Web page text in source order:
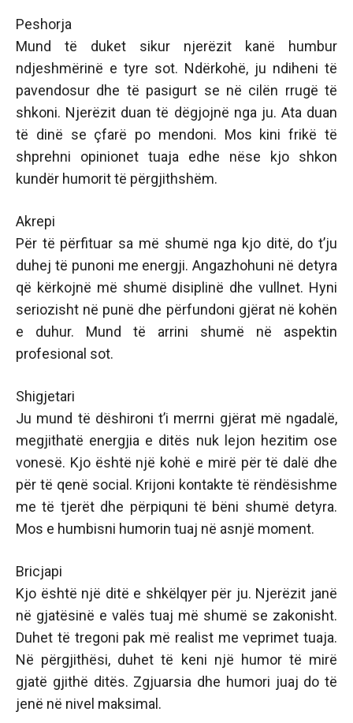
Peshorja
Mund të duket sikur njerëzit kanë humbur
ndjeshmërinë e tyre sot. Ndërkohë, ju ndiheni të
pavendosur dhe të pasigurt se në cilën rrugë të
shkoni. Njerëzit duan të dëgjojnë nga ju. Ata duan
të dinë se çfarë po mendoni. Mos kini frikë të
shprehni opinionet tuaja edhe nëse kjo shkon
kundër humorit të përgjithshëm.
Akrepi
Për të përfituar sa më shumë nga kjo ditë, do t’ju
duhej të punoni me energji. Angazhohuni në detyra
që kërkojnë më shumë disiplinë dhe vullnet. Hyni
seriozisht në punë dhe përfundoni gjërat në kohën
e duhur. Mund të arrini shumë në aspektin
profesional sot.
Shigjetari
Ju mund të dëshironi t’i merrni gjërat më ngadalë,
megjithatë energjia e ditës nuk lejon hezitim ose
vonesë. Kjo është një kohë e mirë për të dalë dhe
për të qenë social. Krijoni kontakte të rëndësishme
me të tjerët dhe përpiquni të bëni shumë detyra.
Mos e humbisni humorin tuaj në asnjë moment.
Bricjapi
Kjo është një ditë e shkëlqyer për ju. Njerëzit janë
në gjatësinë e valës tuaj më shumë se zakonisht.
Duhet të tregoni pak më realist me veprimet tuaja.
Në përgjithësi, duhet të keni një humor të mirë
gjatë gjithë ditës. Zgjuarsia dhe humori juaj do të
jenë në nivel maksimal.